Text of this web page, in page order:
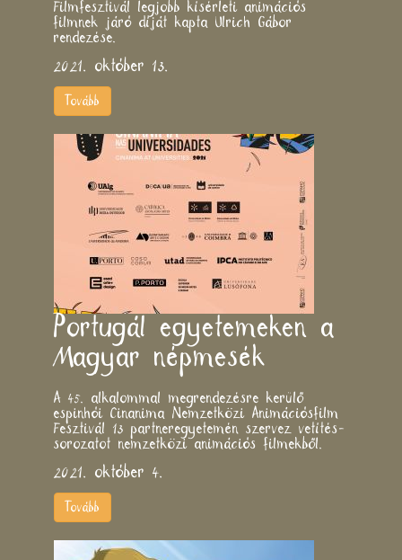
Filmfesztivál legjobb kísérleti animációs
filmnek járó díját kapta Ulrich Gábor
rendezése.
2021. október 13.
Tovább
Portugál egyetemeken a
Magyar népmesék
A 45. alkalommal megrendezésre kerülő
espinhói Cinanima Nemzetközi Animációsfilm
Fesztivál 13 partneregyetemén szervez vetítés-
sorozatot nemzetközi animációs filmekből.
2021. október 4.
Tovább